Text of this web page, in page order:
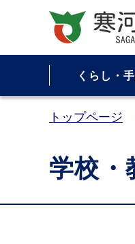
くらし・
トップページ
学校・